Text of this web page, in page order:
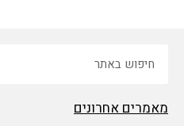
מאמרים אחרונים